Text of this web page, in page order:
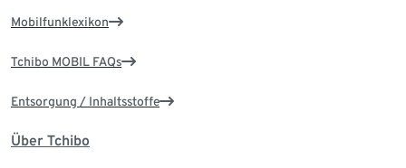
Mobilfunklexikon
Tchibo MOBIL FAQs
Entsorgung / Inhaltsstoffe
Über Tchibo